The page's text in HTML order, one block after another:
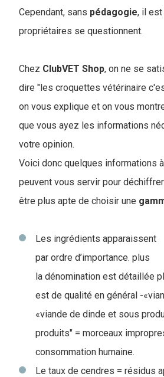
Cependant, sans pédagogie, il est
propriétaires se questionnent.
Chez ClubVET Shop, on ne se
dire "les croquettes vétérinaire
on vous explique et on vous
que vous ayez les informations
votre opinion.
Voici donc quelques informations
peuvent vous servir pour
être plus apte de choisir une
Les ingrédients apparaissent
par ordre d’importance. plus
la dénomination est détaillée
est de qualité en général -
«viande de dinde et sous
produits" = morceaux
consommation humaine.
Le taux de cendres = résidus